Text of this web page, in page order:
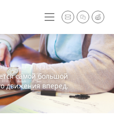
самой большой
движения вперед.